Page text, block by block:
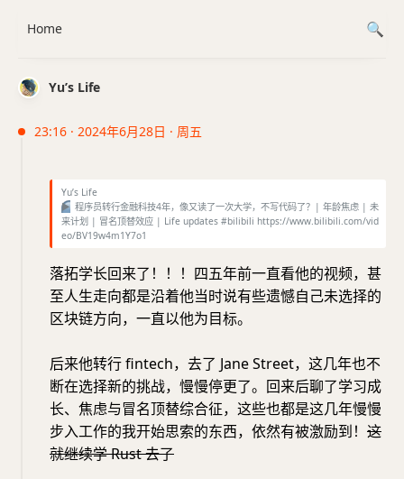
Yu’s Life
23:16 · 2024年6月28日 · 周五
Yu’s Life
▶️ 程序员转行金融科技4年，像又读了一次大学，不写代码了？| 年龄焦虑 | 未
来计划 | 冒名顶替效应 | Life updates #bilibili https://www.bilibili.com/vid
eo/BV19w4m1Y7o1
落拓学长回来了！！！四五年前一直看他的视频，甚
至人生走向都是沿着他当时说有些遗憾自己未选择的
区块链方向，一直以他为目标。
后来他转行 fintech，去了 Jane Street，这几年也不
断在选择新的挑战，慢慢停更了。回来后聊了学习成
长、焦虑与冒名顶替综合征，这些也都是这几年慢慢
步入工作的我开始思索的东西，依然有被激励到！ 这
就继续学 Rust 去了
Home